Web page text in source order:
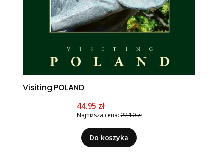
Visiting POLAND
Cena promocyjna
44,95 zł
Najniższa cena: 22,10 zł
Do koszyka